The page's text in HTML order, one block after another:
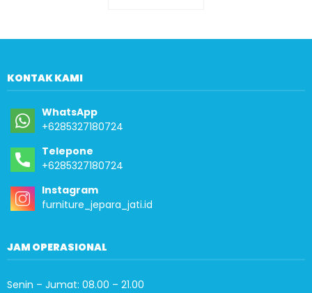
KONTAK KAMI
WhatsApp
+6285327180724
Telepone
+6285327180724
Instagram
furniture_jepara_jati.id
JAM OPERASIONAL
Senin – Jumat: 08.00 – 21.00